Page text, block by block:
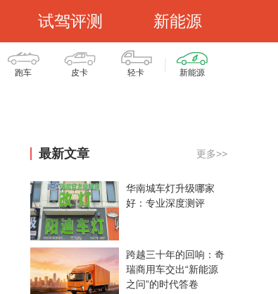
试驾评测 新能源
跑车 皮卡 轻卡 新能源
最新文章 更多>>
华南城车灯升级哪家
好：专业深度测评
跨越三十年的回响：奇
瑞商用车交出“新能源
之问”的时代答卷